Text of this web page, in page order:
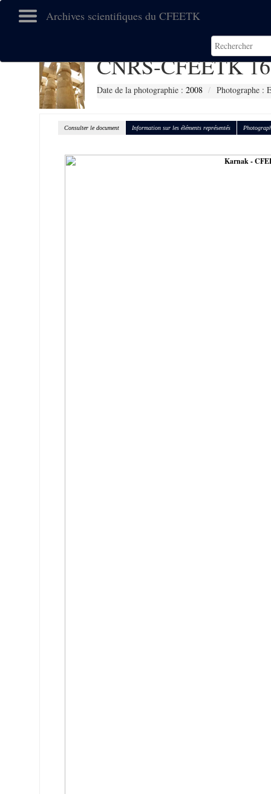
Archives scientifiques du CFEETK
CNRS-CFEETK
Date de la photographie : 2008 Photographe :
Consulter le document Information sur les éléments représentés